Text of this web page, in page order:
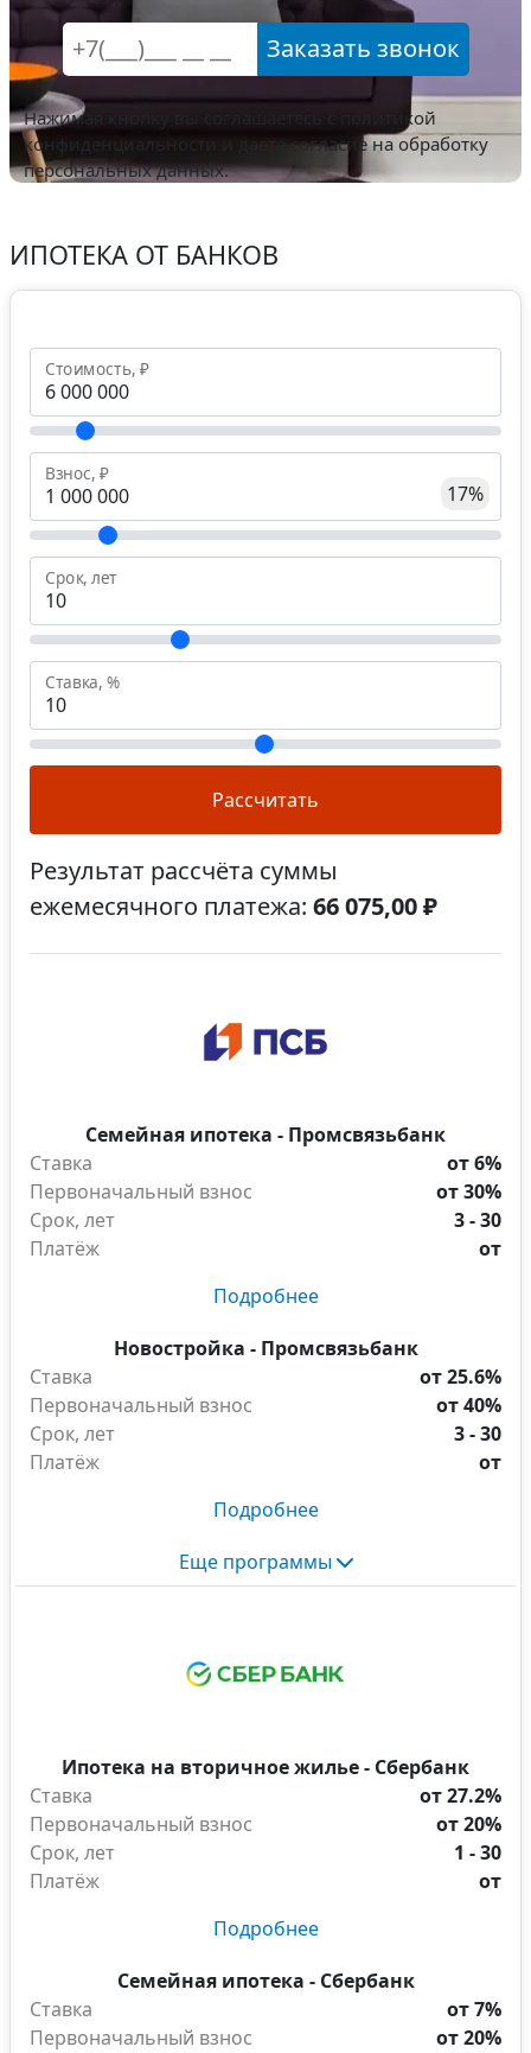
Заказать звонок
Нажимая кнопку вы соглашаетесь с
политикой
конфиденциальности и даете согласие на обработку
персональных данных.
ИПОТЕКА ОТ БАНКОВ
Стоимость, ₽
Взнос, ₽
17%
Срок, лет
Ставка, %
Рассчитать
Результат рассчёта суммы
ежемесячного платежа: 66 075,00 ₽
Семейная ипотека - Промсвязьбанк
Ставка
от 6%
Первоначальный взнос
от 30%
Срок, лет
3 - 30
Платёж
от
Подробнее
Новостройка - Промсвязьбанк
Ставка
от 25.6%
Первоначальный взнос
от 40%
Срок, лет
3 - 30
Платёж
от
Подробнее
Еще программы
Ипотека на вторичное жилье - Сбербанк
Ставка
от 27.2%
Первоначальный взнос
от 20%
Срок, лет
1 - 30
Платёж
от
Подробнее
Семейная ипотека - Сбербанк
Ставка
от 7%
Первоначальный взнос
от 20%